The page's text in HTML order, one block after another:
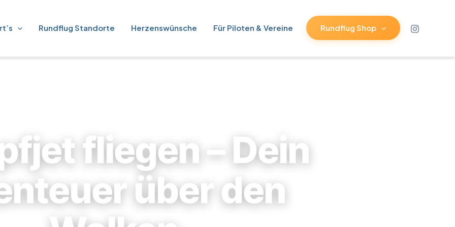
Rundflug Standorte Herzenswünsche Für Piloten & Vereine Rundflug Shop
fliegen – Dein
über den